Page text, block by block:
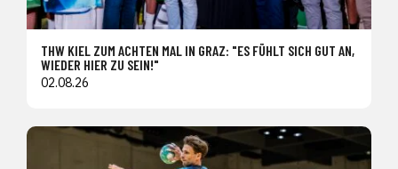
THW KIEL ZUM ACHTEN MAL IN GRAZ: "ES FÜHLT SICH GUT AN,
WIEDER HIER ZU SEIN!"
02.08.26